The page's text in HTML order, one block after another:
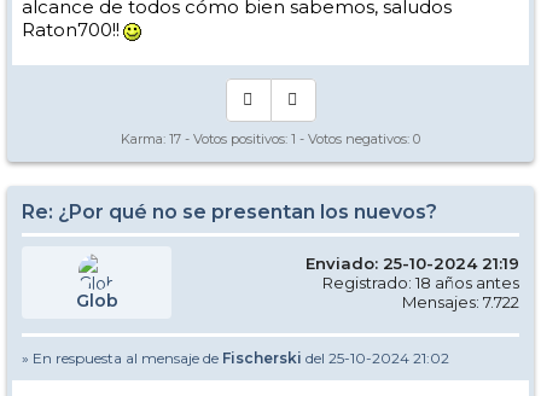
alcance de todos cómo bien sabemos, saludos
Raton700!!
Karma: 17 - Votos positivos: 1 - Votos negativos: 0
Re: ¿Por qué no se presentan los nuevos?
Glob
Enviado: 25-10-2024 21:19
Registrado: 18 años antes
Mensajes: 7.722
» En respuesta al mensaje de Fischerski del 25-10-2024 21:02